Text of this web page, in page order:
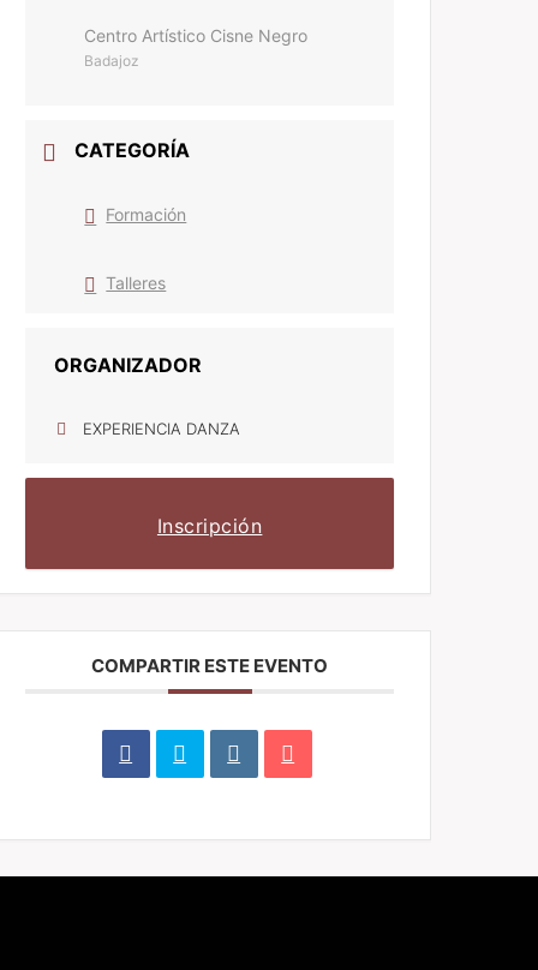
Centro Artístico Cisne Negro
Badajoz
CATEGORÍA
Formación
Talleres
ORGANIZADOR
EXPERIENCIA DANZA
Inscripción
COMPARTIR ESTE EVENTO